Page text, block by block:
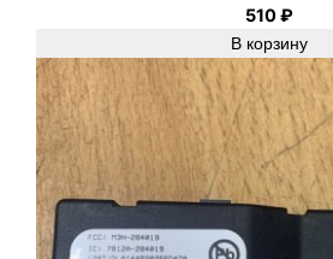
510₽
В корзину